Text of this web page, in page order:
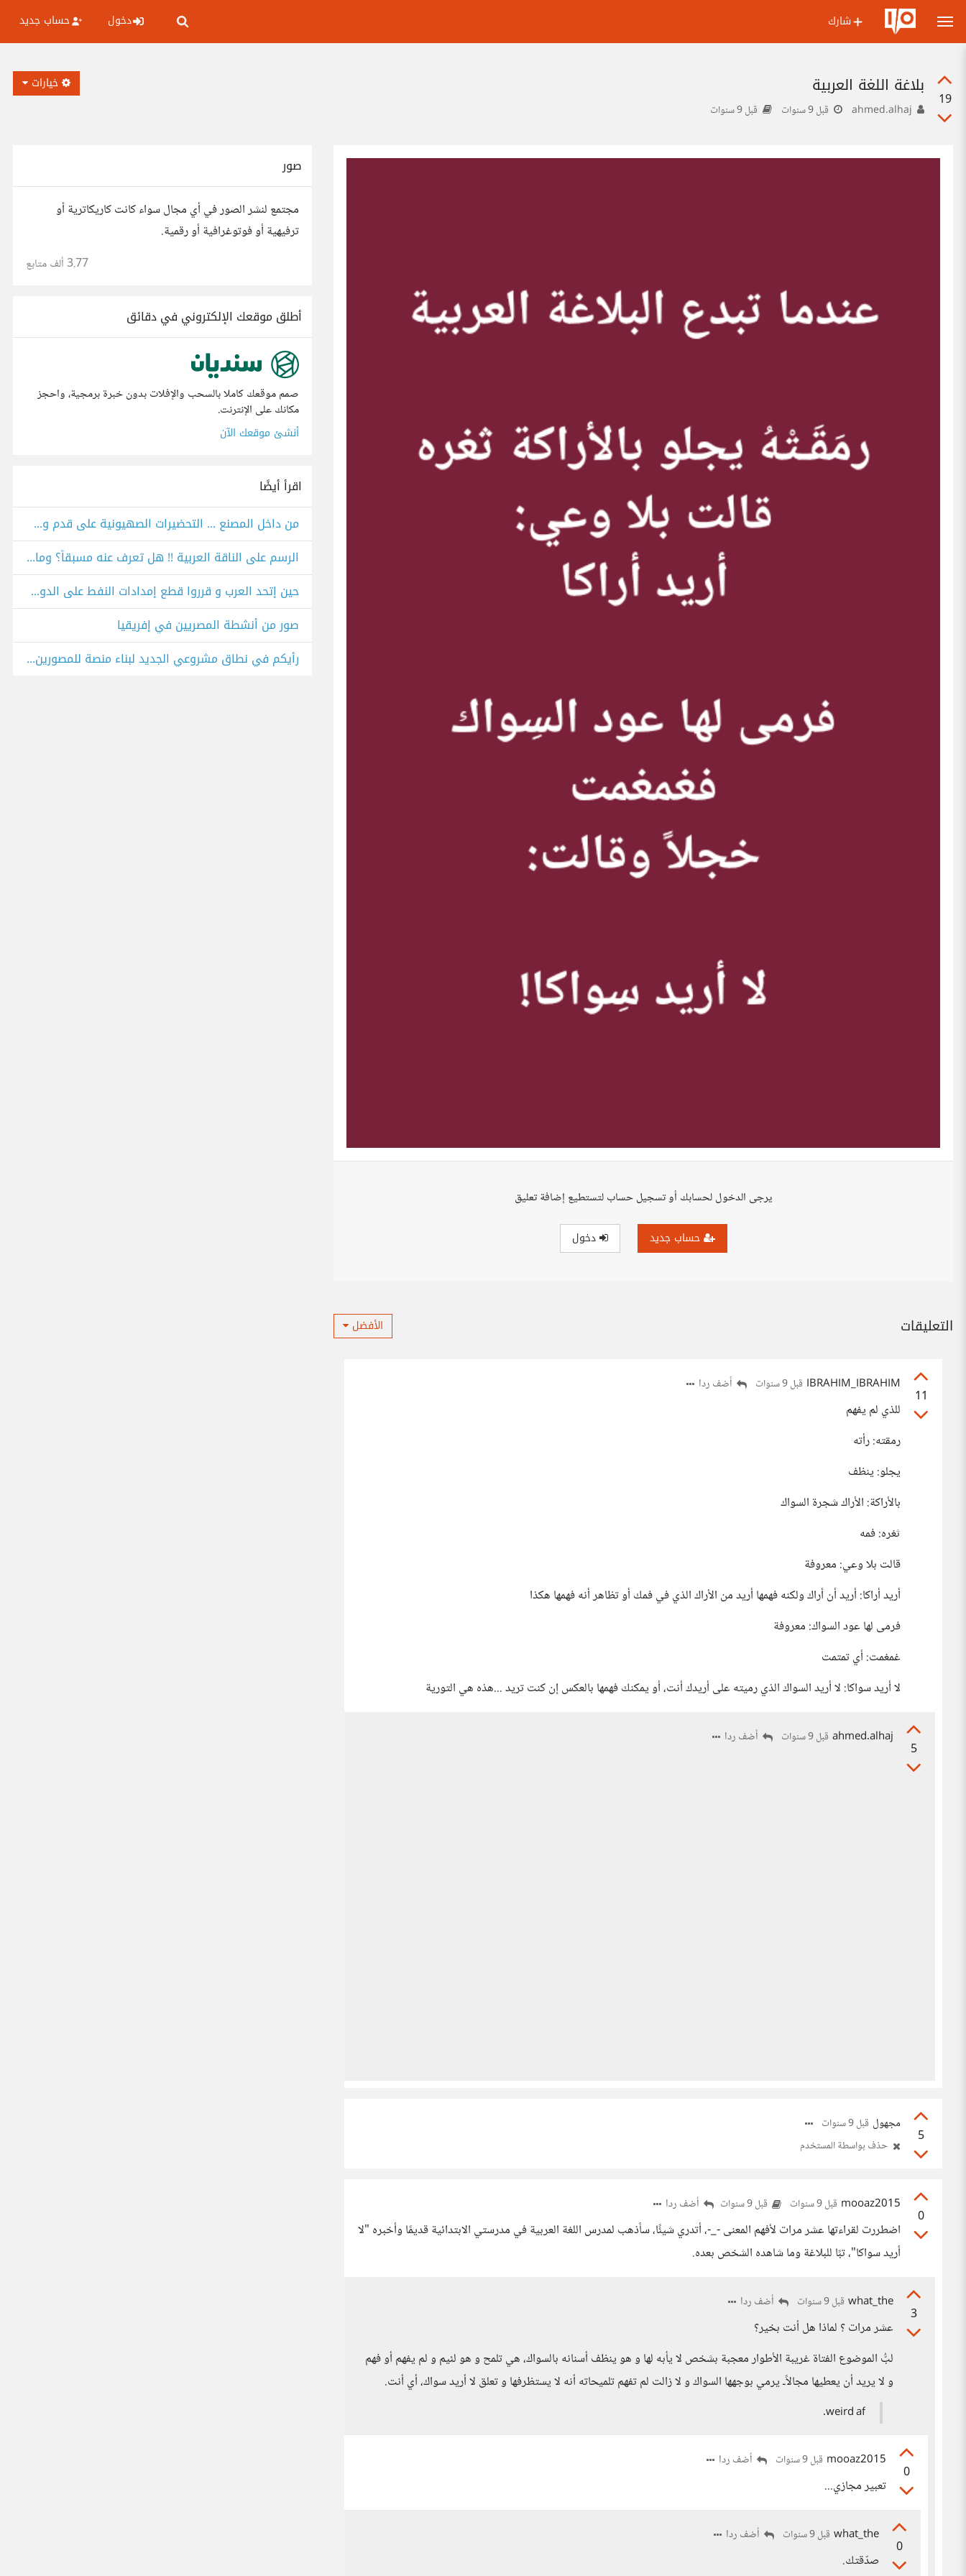
شارك دخول حساب جديد
19
بلاغة اللغة العربية
قبل 9 سنوات قبل 9 سنوات
خيارات
يرجى الدخول لحسابك أو تسجيل حساب لتستطيع إضافة تعليق
حساب جديد دخول
التعليقات الأفضل
11
IBRAHIM_IBRAHIM قبل 9 سنوات أضف ردا
للذي لم يفهم
رمقته: رأته
يجلو: ينظف
بالأراكة: الأراك شجرة السواك
ثغره: فمه
قالت بلا وعي: معروفة
أريد أراكا: أريد أن أراك ولكنه فهمها أريد من الأراك الذي في فمك أو تظاهر أنه فهمها هكذا
فرمى لها عود السواك: معروفة
غمغمت: أي تمتمت
لا أريد سواكا: لا أريد السواك الذي رميته على أريدك أنت، أو يمكنك فهمها بالعكس إن كنت تريد ...هذه هي التورية
5
ahmed.alhaj قبل 9 سنوات أضف ردا
5
مجهول قبل 9 سنوات
حذف بواسطة المستخدم
0
mooaz2015 قبل 9 سنوات قبل 9 سنوات أضف ردا
اضطررت لقراءتها عشر مرات لأفهم المعنى -_-، أتدري شيئًا، سأذهب لمدرس اللغة العربية في مدرستي الابتدائية قديمًا وأخبره "لا
أريد سواكا"، تبًا للبلاغة وما شاهده الشخص بعده.
3
what_the قبل 9 سنوات أضف ردا
عشر مرات ؟ لماذا هل أنت بخير؟
لبُّ الموضوع الفتاة غريبة الأطوار معجبة بشخص لا يأبه لها و هو ينظف أسنانه بالسواك، هي تلمح و هو لئيم و لم يفهم أو فهم
و لا يريد أن يعطيها مجالاًـ يرمي بوجهها السواك و لا زالت لم تفهم تلميحاته أنه لا يستظرفها و تعلق لا أريد سواك، أي أنت.
weird af.
0
mooaz2015 قبل 9 سنوات أضف ردا
تعبير مجازي...
0
what_the قبل 9 سنوات أضف ردا
صدّقتك.
صور
مجتمع لنشر الصور في أي مجال سواء كانت كاريكاترية أو
ترفيهية أو فوتوغرافية أو رقمية.
3.77 ألف متابع
أطلق موقعك الإلكتروني في دقائق
صمم موقعك كاملا بالسحب والإفلات بدون خبرة برمجية، واحجز
مكانك على الإنترنت.
أنشئ موقعك الآن
اقرأ أيضًا
من داخل المصنع ... التحضيرات الصهيونية على قدم وساق ... والعرب في شقاق ونفاق وفراق
الرسم على الناقة العربية !! هل تعرف عنه مسبقاً؟ وما رأيك به؟
حين إتحد العرب و قرروا قطع إمدادات النفط على الدول الغربية
صور من أنشطة المصريين في إفريقيا
رأيكم في نطاق مشروعي الجديد لبناء منصة للمصورين و مشاركة الصور و تخزينها